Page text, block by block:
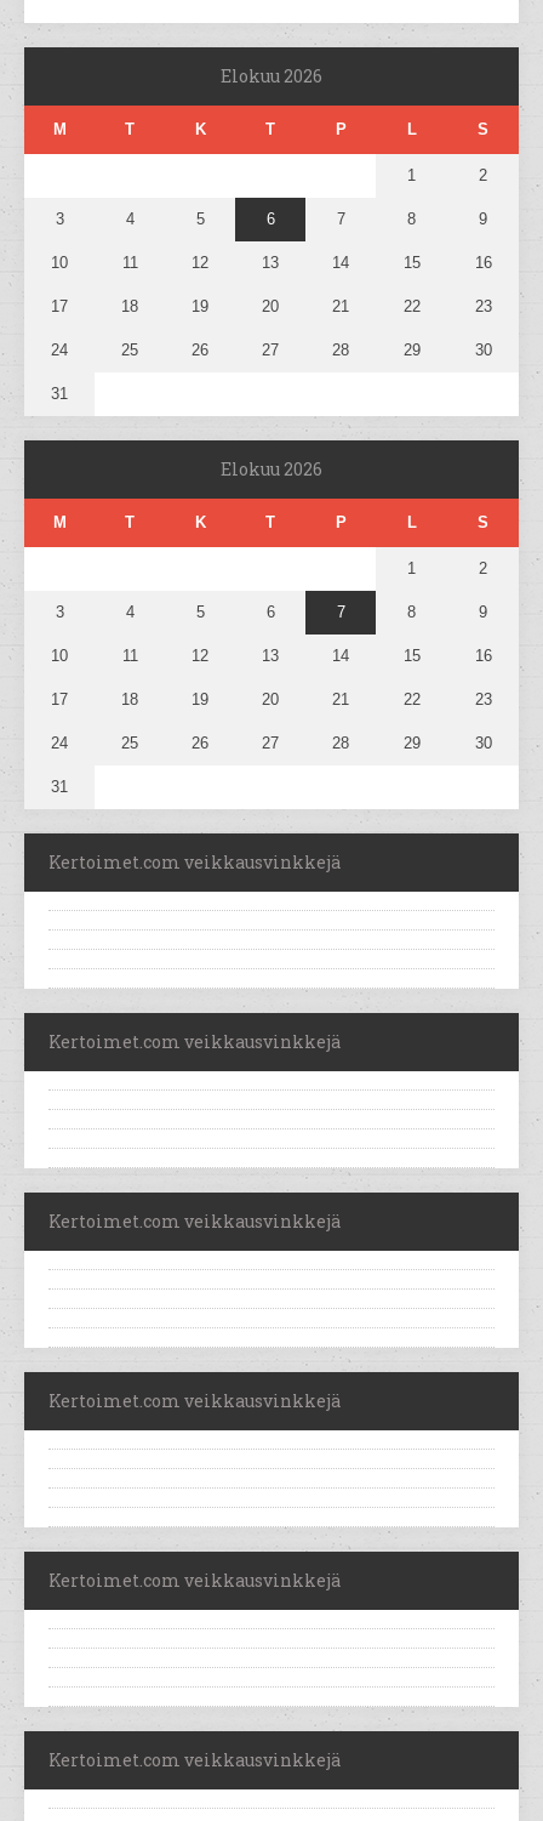
Elokuu 2026
M T K T P L S
1 2
3 4 5 6 7 8 9
10 11 12 13 14 15 16
17 18 19 20 21 22 23
24 25 26 27 28 29 30
31
Elokuu 2026
M T K T P L S
1 2
3 4 5 6 7 8 9
10 11 12 13 14 15 16
17 18 19 20 21 22 23
24 25 26 27 28 29 30
31
Kertoimet.com veikkausvinkkejä
Kertoimet.com veikkausvinkkejä
Kertoimet.com veikkausvinkkejä
Kertoimet.com veikkausvinkkejä
Kertoimet.com veikkausvinkkejä
Kertoimet.com veikkausvinkkejä